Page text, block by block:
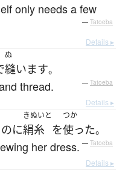
only needs a few
— Tatoeba
Details ▸
ぬ
縫います。
thread. — Tatoeba
Details ▸
のに
きぬいと
絹糸 を
つか
使った。
her dress. — Tatoeba
Details ▸